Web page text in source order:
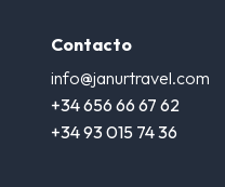
Contacto
info@janurtravel.com
+34 656 66 67 62
+34 93 015 74 36